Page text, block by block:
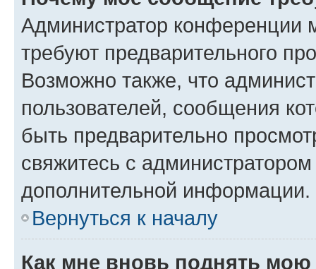
Администратор конференции
требуют предварительного
Возможно также, что
пользователей, сообщения
быть предварительно
свяжитесь с
дополнительной информации.
Вернуться к началу
Как мне вновь поднять мою